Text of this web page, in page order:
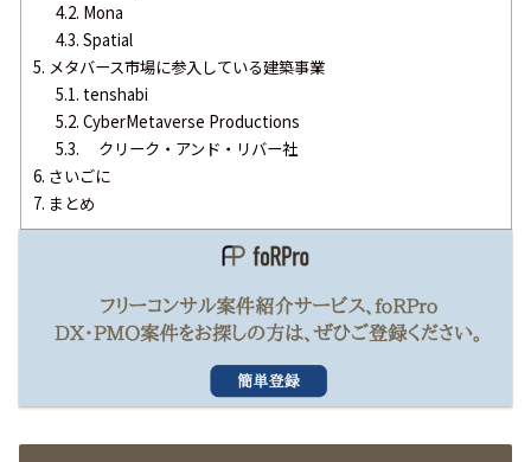
4.2. Mona
4.3. Spatial
5. メタバース市場に参入している建築事業
5.1. tenshabi
5.2. CyberMetaverse Productions
5.3. クリーク・アンド・リバー社
6. さいごに
7. まとめ